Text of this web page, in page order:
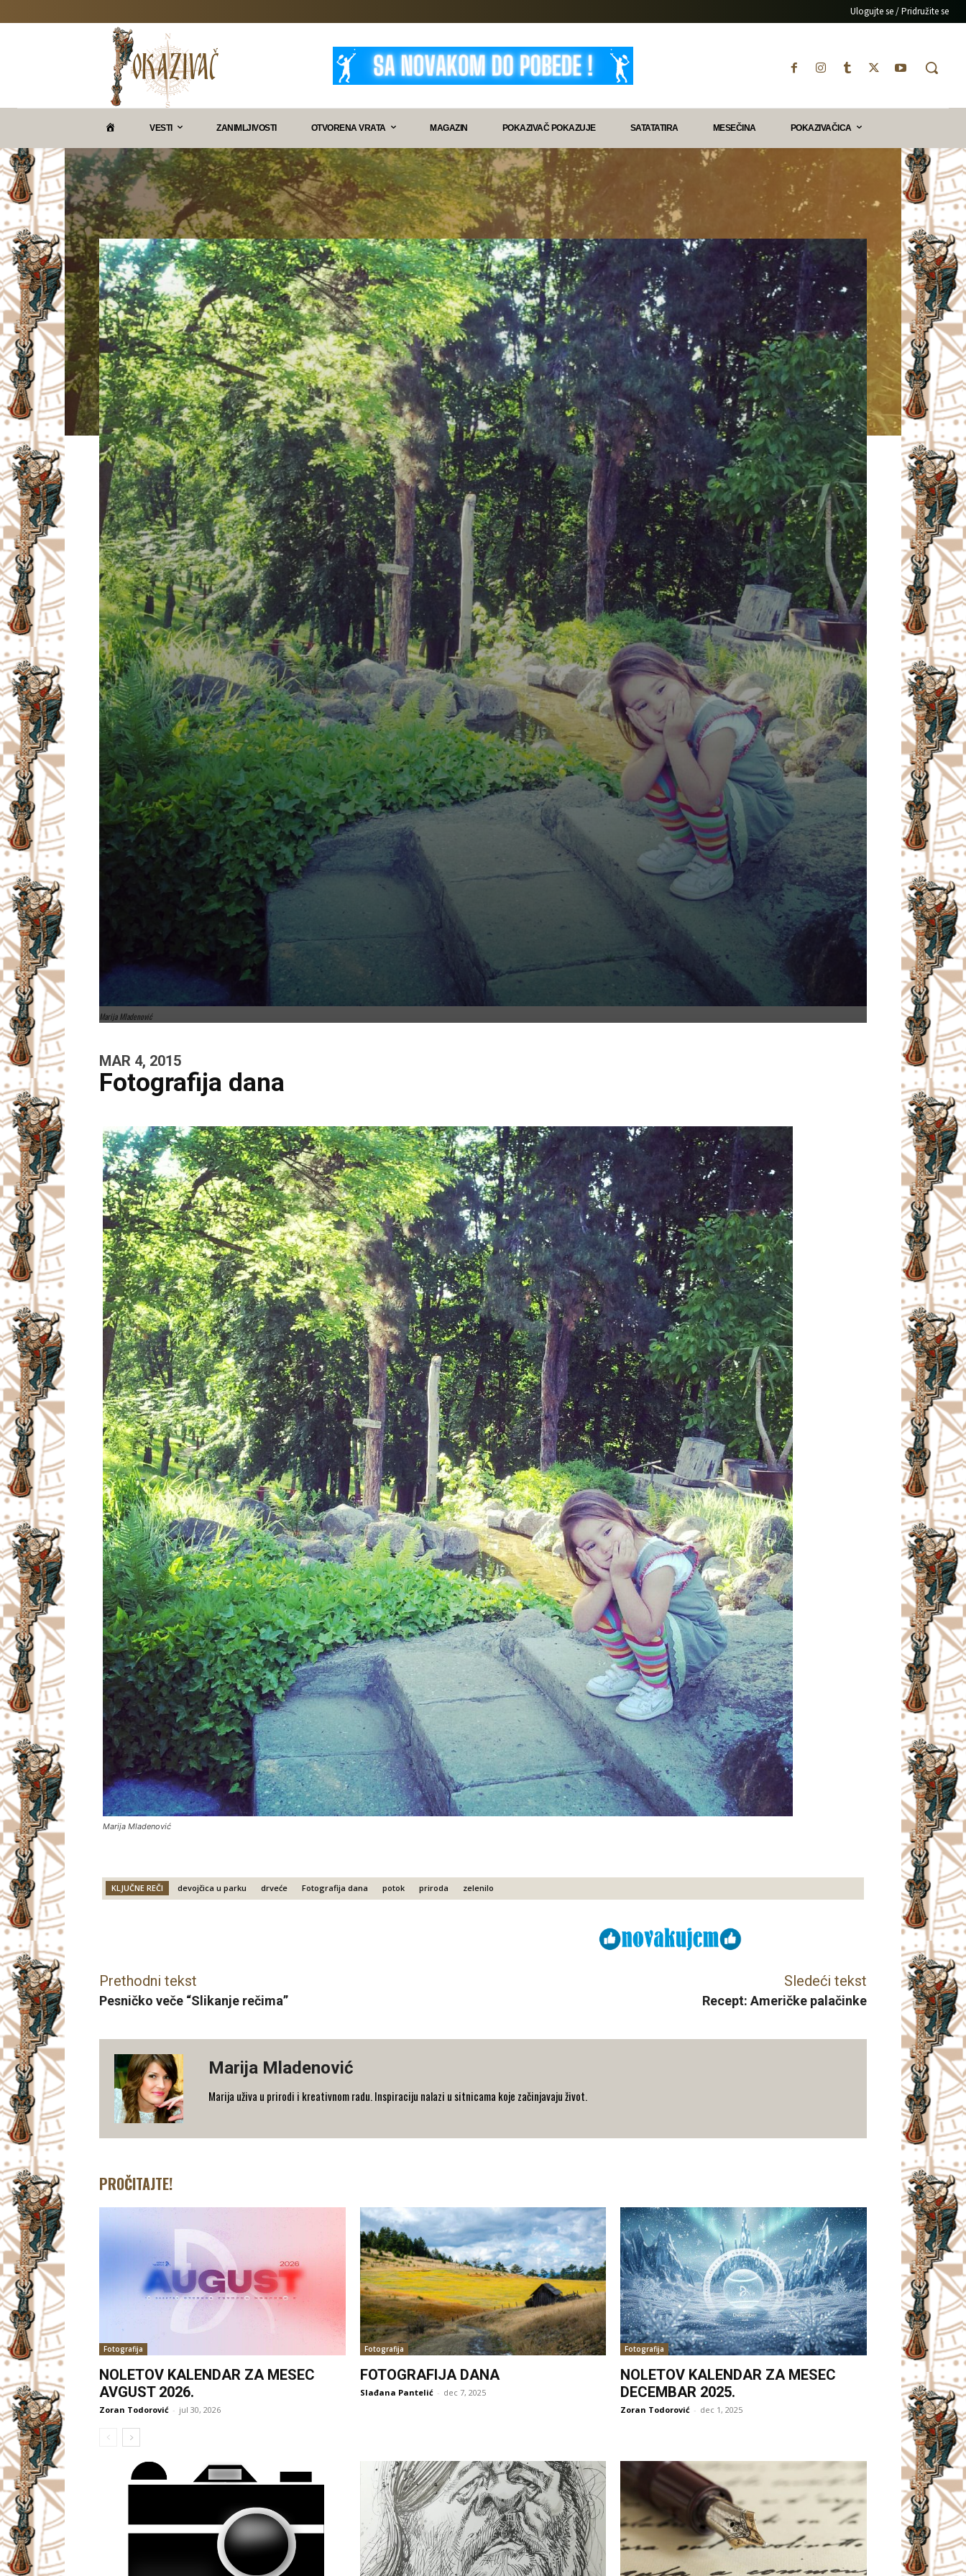
Ulogujte se / Pridružite se
K
A
Z
I
V
Č
VESTI ZANIMLJIVOSTI OTVORENA VRATA MAGAZIN POKAZIVAČ POKAZUJE SATATATIRA MESEČINA POKAZIVAČICA
Marija Mladenović
MAR 4, 2015
Fotografija dana
Marija Mladenović
KLJUČNE REČI devojčica u parku drveće Fotografija dana potok priroda zelenilo
Prethodni tekst
Pesničko veče “Slikanje rečima”
Sledeći tekst
Recept: Američke palačinke
Marija Mladenović
Marija uživa u prirodi i kreativnom radu. Inspiraciju nalazi u sitnicama koje začinjavaju život.
PROČITAJTE!
Fotografija
NOLETOV KALENDAR ZA MESEC
AVGUST 2026.
Zoran Todorović - jul 30, 2026
Fotografija
FOTOGRAFIJA DANA
Slađana Pantelić - dec 7, 2025
Fotografija
NOLETOV KALENDAR ZA MESEC
DECEMBAR 2025.
Zoran Todorović - dec 1, 2025